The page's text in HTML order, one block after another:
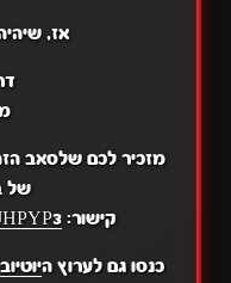
אז,
מזכיר לכם שלסאב
של
קישור:
כנסו גם לערוץ היוטיוב